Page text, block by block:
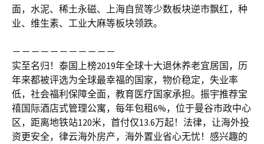
面，水泥、稀土永磁、上海自贸等少数板块逆市飘红，种
业、维生素、工业大麻等板块领跌。
－－－－－－－－－－－
实至名归！泰国上榜2019年全球十大退休养老宜居国，历
年来都被评选为全球最幸福的国家，物价稳定，失业率
低，社会福利保障全面，教育医疗国家承担。振宇推荐宝
禧国际酒店式管理公寓，每年包租6%，位于曼谷市政中心
区，距离地铁站120米，首付仅13.6万起！法律，让海外投
资更安全，律云海外房产，海外置业省心无忧！感兴趣的